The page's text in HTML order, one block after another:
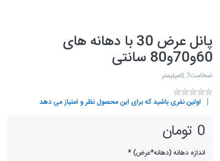
پانل عرض 30 با دهانه های
60و70و80 سانتی
ضخامت0.7میلیمتر
اولین نفری باشید که برای این محصول نظر و امتیاز می دهد
0 تومان
اندازه دهانه (دهانه*عرض)